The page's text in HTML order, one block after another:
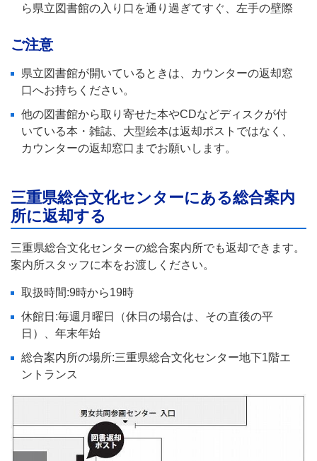
ら県立図書館の入り口を通り過ぎてすぐ、左手の壁際
ご注意
県立図書館が開いているときは、カウンターの返却窓
口へお持ちください。
他の図書館から取り寄せた本やCDなどディスクが付
いている本・雑誌、大型絵本は返却ポストではなく、
カウンターの返却窓口までお願いします。
三重県総合文化センターにある総合案内
所に返却する
三重県総合文化センターの総合案内所でも返却できます。
案内所スタッフに本をお渡しください。
取扱時間:9時から19時
休館日:毎週月曜日（休日の場合は、その直後の平
日）、年末年始
総合案内所の場所:三重県総合文化センター地下1階エ
ントランス